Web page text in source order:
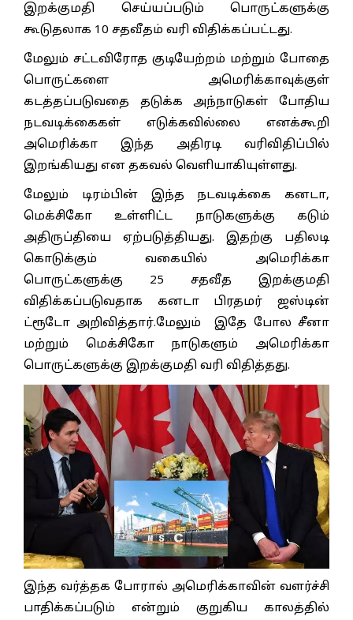
இறக்குமதி செய்யப்படும் பொருட்களுக்கு
கூடுதலாக 10 சதவீதம் வரி விதிக்கப்பட்டது.
மேலும் சட்டவிரோத குடியேற்றம் மற்றும் போதை
பொருட்களை அமெரிக்காவுக்குள்
கடத்தப்படுவதை தடுக்க அந்நாடுகள் போதிய
நடவடிக்கைகள் எடுக்கவில்லை எனக்கூறி
அமெரிக்கா இந்த அதிரடி வரிவிதிப்பில்
இறங்கியது என தகவல் வெளியாகியுள்ளது.
மேலும் டிரம்பின் இந்த நடவடிக்கை கனடா,
மெக்சிகோ உள்ளிட்ட நாடுகளுக்கு கடும்
அதிருப்தியை ஏற்படுத்தியது. இதற்கு பதிலடி
கொடுக்கும் வகையில் அமெரிக்கா
பொருட்களுக்கு 25 சதவீத இறக்குமதி
விதிக்கப்படுவதாக கனடா பிரதமர் ஜஸ்டின்
ட்ரூடோ அறிவித்தார்.மேலும் இதே போல சீனா
மற்றும் மெக்சிகோ நாடுகளும் அமெரிக்கா
பொருட்களுக்கு இறக்குமதி வரி விதித்தது.
இந்த வர்த்தக போரால் அமெரிக்காவின் வளர்ச்சி
பாதிக்கப்படும் என்றும் குறுகிய காலத்தில்